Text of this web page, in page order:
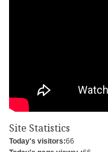
Site Statistics
Today's visitors:66